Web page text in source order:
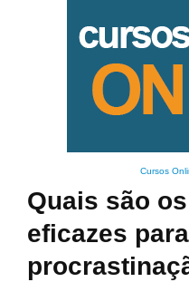
Cursos
Quais são
eficazes